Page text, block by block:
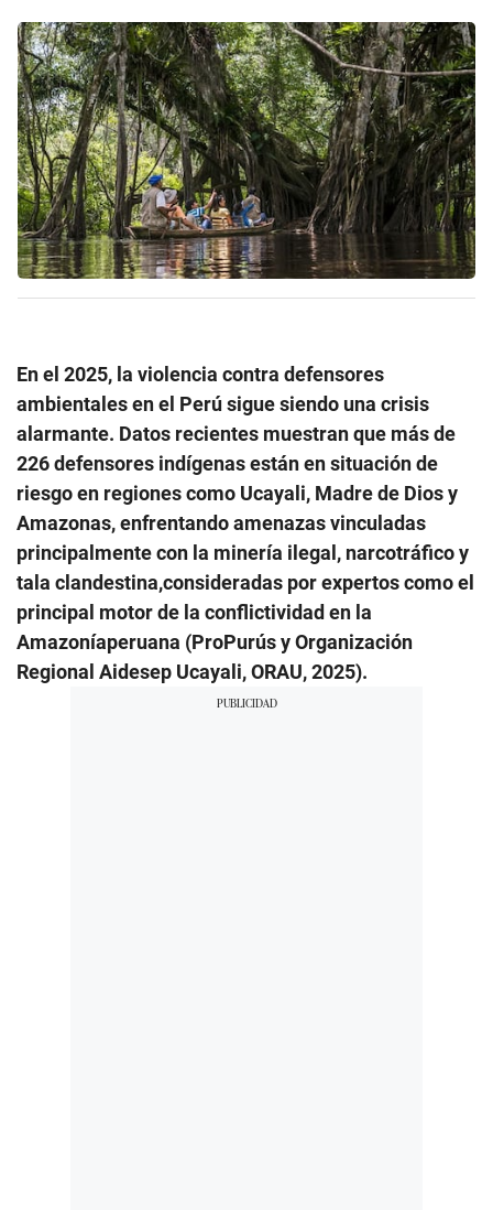
En el 2025, la violencia contra defensores
ambientales en el Perú sigue siendo una crisis
alarmante. Datos recientes muestran que más de
226 defensores indígenas están en situación de
riesgo en regiones como Ucayali, Madre de Dios y
Amazonas, enfrentando amenazas vinculadas
principalmente con la minería ilegal, narcotráfico y
tala clandestina,consideradas por expertos como el
principal motor de la conflictividad en la
Amazoníaperuana (ProPurús y Organización
Regional Aidesep Ucayali, ORAU, 2025).